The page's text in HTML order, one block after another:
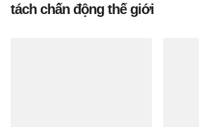
tách chấn động thế giới